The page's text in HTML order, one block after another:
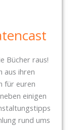
Bücher raus!
aus ihren
für euren
einigen
rund ums